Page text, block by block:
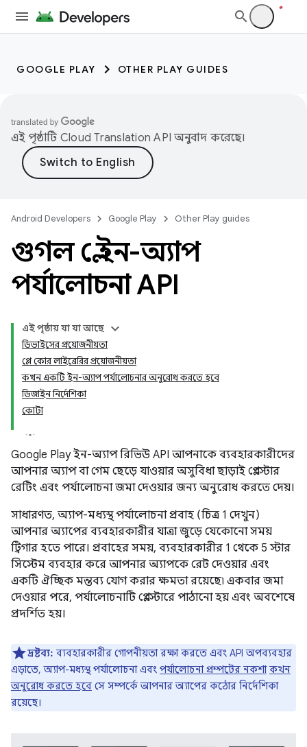
GOOGLE PLAY OTHER PLAY GUIDES
এই পৃষ্ঠাটি Cloud Translation API অনুবাদ করেছে।
Android Developers Google Play Other Play guides
গুগল প্লে ইন-অ্যাপ
পর্যালোচনা API
এই পৃষ্ঠায় যা যা আছে
ডিভাইসের প্রয়োজনীয়তা
প্লে কোর লাইব্রেরির প্রয়োজনীয়তা
কখন একটি ইন-অ্যাপ পর্যালোচনার অনুরোধ করতে হবে
ডিজাইন নির্দেশিকা
কোটা
Google Play ইন-অ্যাপ রিভিউ API আপনাকে ব্যবহারকারীদের
আপনার অ্যাপ বা গেম ছেড়ে যাওয়ার অসুবিধা ছাড়াই প্লে স্টোর
রেটিং এবং পর্যালোচনা জমা দেওয়ার জন্য অনুরোধ করতে দেয়।
সাধারণত, অ্যাপ-মধ্যস্থ পর্যালোচনা প্রবাহ (চিত্র 1 দেখুন)
আপনার অ্যাপের ব্যবহারকারীর যাত্রা জুড়ে যেকোনো সময়
ট্রিগার হতে পারে। প্রবাহের সময়, ব্যবহারকারীর 1 থেকে 5 স্টার
সিস্টেম ব্যবহার করে আপনার অ্যাপকে রেট দেওয়ার এবং
একটি ঐচ্ছিক মন্তব্য যোগ করার ক্ষমতা রয়েছে৷ একবার জমা
দেওয়ার পরে, পর্যালোচনাটি প্লে স্টোরে পাঠানো হয় এবং অবশেষে
প্রদর্শিত হয়।
দ্রষ্টব্য: ব্যবহারকারীর গোপনীয়তা রক্ষা করতে এবং API অপব্যবহার
এড়াতে, অ্যাপ-মধ্যস্থ পর্যালোচনা এবং পর্যালোচনা প্রম্পটের নকশা কখন
অনুরোধ করতে হবে সে সম্পর্কে আপনার অ্যাপের কঠোর নির্দেশিকা
রয়েছে।